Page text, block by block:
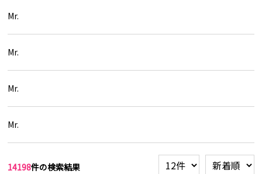
Mr.
Mr.
Mr.
Mr.
14198件の検索結果